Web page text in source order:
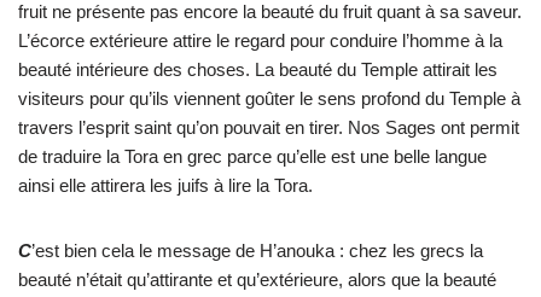
fruit ne présente pas encore la beauté du fruit quant à sa saveur.
L’écorce extérieure attire le regard pour conduire l’homme à la
beauté intérieure des choses. La beauté du Temple attirait les
visiteurs pour qu’ils viennent goûter le sens profond du Temple à
travers l’esprit saint qu’on pouvait en tirer. Nos Sages ont permit
de traduire la Tora en grec parce qu’elle est une belle langue
ainsi elle attirera les juifs à lire la Tora.
C’est bien cela le message de H’anouka : chez les grecs la
beauté n’était qu’attirante et qu’extérieure, alors que la beauté